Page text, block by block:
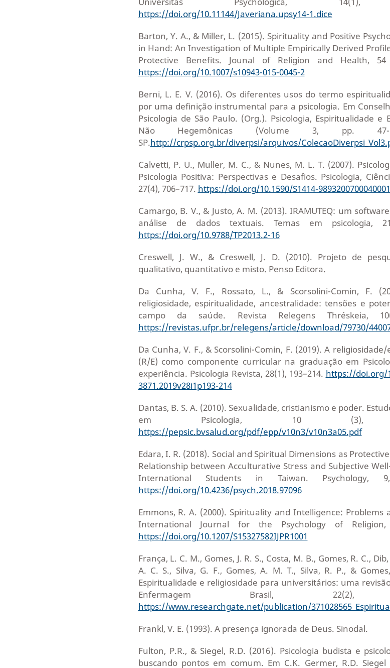
https://doi.org/10.11144/Javeriana.upsy14-1.dice
Barton, Y. A., & Miller, L. (2015). Spirituality and Positive
in Hand: An Investigation of Multiple Empirically Derived
Protective Benefits. Jounal of Religion and Health, 54
https://doi.org/10.1007/s10943-015-0045-2
Berni, L. E. V. (2016). Os diferentes usos do termo
por uma definição instrumental para a psicologia. Em
Psicologia de São Paulo. (Org.). Psicologia, Espiritualidade e
Não Hegemônicas (Volume 3, pp. 47-
SP.http://crpsp.org.br/diverpsi/arquivos/
Calvetti, P. U., Muller, M. C., & Nunes, M. L. T. (2007).
Psicologia Positiva: Perspectivas e Desafios. Psicologia,
27(4), 706–717. https://doi.org/10.1590/S1414-
Camargo, B. V., & Justo, A. M. (2013). IRAMUTEQ: um
análise de dados textuais. Temas em psicologia,
https://doi.org/10.9788/TP2013.2-16
Creswell, J. W., & Creswell, J. D. (2010). Projeto de
qualitativo, quantitativo e misto. Penso Editora.
Da Cunha, V. F., Rossato, L., & Scorsolini-Comin, F.
religiosidade, espiritualidade, ancestralidade: tensões e
campo da saúde. Revista Relegens Thréskeia,
https://revistas.ufpr.br/relegens/article/download/79730/
Da Cunha, V. F., & Scorsolini-Comin, F. (2019). A
(R/E) como componente curricular na graduação em
experiência. Psicologia Revista, 28(1), 193–214. https://doi.org/
3871.2019v28i1p193-214
Dantas, B. S. A. (2010). Sexualidade, cristianismo e poder.
em Psicologia, 10 (3),
https://pepsic.bvsalud.org/pdf/epp/v10n3/v10n3a05.pdf
Edara, I. R. (2018). Social and Spiritual Dimensions as
Relationship between Acculturative Stress and Subjective
International Students in Taiwan. Psychology, 9,
https://doi.org/10.4236/psych.2018.97096
Emmons, R. A. (2000). Spirituality and Intelligence: Problems
International Journal for the Psychology of Religion,
https://doi.org/10.1207/S15327582IJPR1001
França, L. C. M., Gomes, J. R. S., Costa, M. B., Gomes, R. C.,
A. C. S., Silva, G. F., Gomes, A. M. T., Silva, R. P., &
Espiritualidade e religiosidade para universitários: uma
Enfermagem Brasil, 22(2),
https://www.researchgate.net/publication/
Frankl, V. E. (1993). A presença ignorada de Deus. Sinodal.
Fulton, P.R., & Siegel, R.D. (2016). Psicologia budista e
buscando pontos em comum. Em C.K. Germer, R.D. Siegel